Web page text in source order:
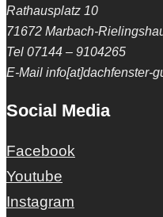
Rathausplatz 10
71672 Marbach-
Tel 07144 – 9104265
E-Mail info[at]dachfenster-
Social Media
Facebook
Youtube
Instagram